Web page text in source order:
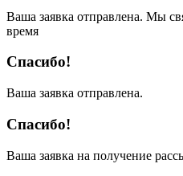
Ваша заявка отправлена. Мы
время
Спасибо!
Ваша заявка отправлена.
Спасибо!
Ваша заявка на получение